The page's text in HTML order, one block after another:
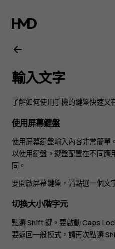
Nokia
3.2
用
戶
指
南
輸入文字
了解如何使用手機的鍵盤快速又
使用屏幕鍵盤
使用屏幕鍵盤輸入內容非常簡單
以使用鍵盤。鍵盤配置在不同應
同。
要開啟屏幕鍵盤，請點選一個文
切換大小階字元
點選 Shift 鍵。要啟動 Caps
要返回一般模式，請再次點選